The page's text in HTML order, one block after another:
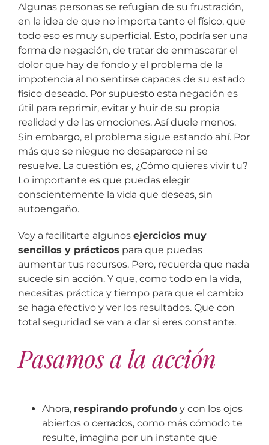
Algunas personas se refugian de su frustración,
en la idea de que no importa tanto el físico, que
todo eso es muy superficial. Esto, podría ser una
forma de negación, de tratar de enmascarar el
dolor que hay de fondo y el problema de la
impotencia al no sentirse capaces de su estado
físico deseado. Por supuesto esta negación es
útil para reprimir, evitar y huir de su propia
realidad y de las emociones. Así duele menos.
Sin embargo, el problema sigue estando ahí. Por
más que se niegue no desaparece ni se
resuelve. La cuestión es, ¿Cómo quieres vivir tu?
Lo importante es que puedas elegir
conscientemente la vida que deseas, sin
autoengaño.
Voy a facilitarte algunos ejercicios muy
sencillos y prácticos para que puedas
aumentar tus recursos. Pero, recuerda que nada
sucede sin acción. Y que, como todo en la vida,
necesitas práctica y tiempo para que el cambio
se haga efectivo y ver los resultados. Que con
total seguridad se van a dar si eres constante.
Pasamos a la acción
Ahora, respirando profundoy con los ojos
abiertos o cerrados, como más cómodo te
resulte, imagina por un instante que